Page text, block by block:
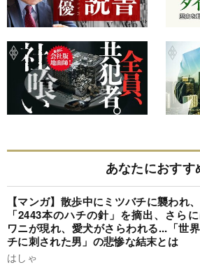
あなたにおすす
【マンガ】散歩中にミツバチに襲われ
「2443本のハチの針」を摘出、さら
ワニが現れ、愛犬がさらわれる...「世
チに刺された男」の悲惨な結末とは
はしゃ